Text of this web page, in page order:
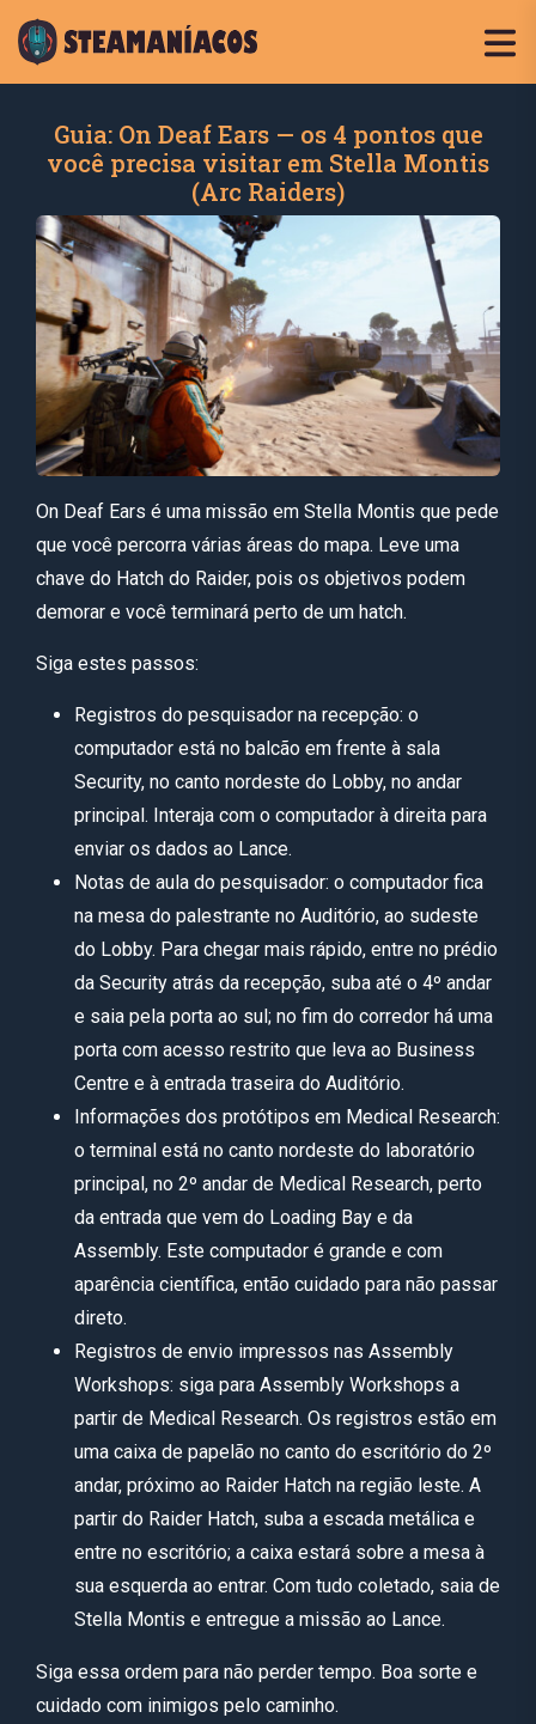
Guia: On Deaf Ears — os 4 pontos que
você precisa visitar em Stella Montis
(Arc Raiders)
On Deaf Ears é uma missão em Stella Montis que pede
que você percorra várias áreas do mapa. Leve uma
chave do Hatch do Raider, pois os objetivos podem
demorar e você terminará perto de um hatch.
Siga estes passos:
Registros do pesquisador na recepção: o
computador está no balcão em frente à sala
Security, no canto nordeste do Lobby, no andar
principal. Interaja com o computador à direita para
enviar os dados ao Lance.
Notas de aula do pesquisador: o computador fica
na mesa do palestrante no Auditório, ao sudeste
do Lobby. Para chegar mais rápido, entre no prédio
da Security atrás da recepção, suba até o 4º andar
e saia pela porta ao sul; no fim do corredor há uma
porta com acesso restrito que leva ao Business
Centre e à entrada traseira do Auditório.
Informações dos protótipos em Medical Research:
o terminal está no canto nordeste do laboratório
principal, no 2º andar de Medical Research, perto
da entrada que vem do Loading Bay e da
Assembly. Este computador é grande e com
aparência científica, então cuidado para não passar
direto.
Registros de envio impressos nas Assembly
Workshops: siga para Assembly Workshops a
partir de Medical Research. Os registros estão em
uma caixa de papelão no canto do escritório do 2º
andar, próximo ao Raider Hatch na região leste. A
partir do Raider Hatch, suba a escada metálica e
entre no escritório; a caixa estará sobre a mesa à
sua esquerda ao entrar. Com tudo coletado, saia de
Stella Montis e entregue a missão ao Lance.
Siga essa ordem para não perder tempo. Boa sorte e
cuidado com inimigos pelo caminho.